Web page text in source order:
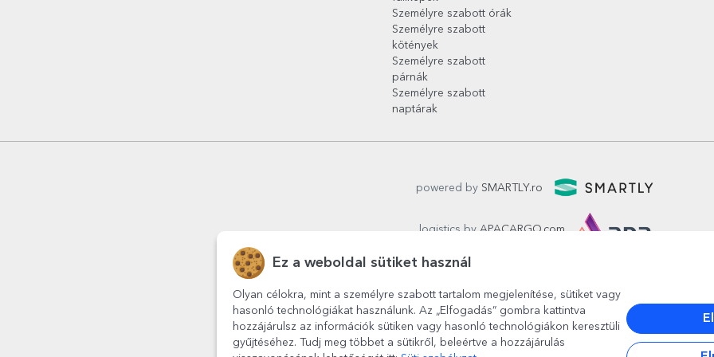
Személyre szabott órák
Személyre szabott
kötények
Személyre szabott
párnák
Személyre szabott
naptárak
powered by SMARTLY.ro
logistics by APACARGO.com
Ez a weboldal sütiket használ
Olyan célokra, mint a személyre szabott tartalom megjelenítése, sütiket vagy
hasonló technológiákat használunk. Az „Elfogadás” gombra kattintva
hozzájárulsz az információk sütiken vagy hasonló technológiákon keresztüli
gyűjtéséhez. Tudj meg többet a sütikről, beleértve a hozzájárulás